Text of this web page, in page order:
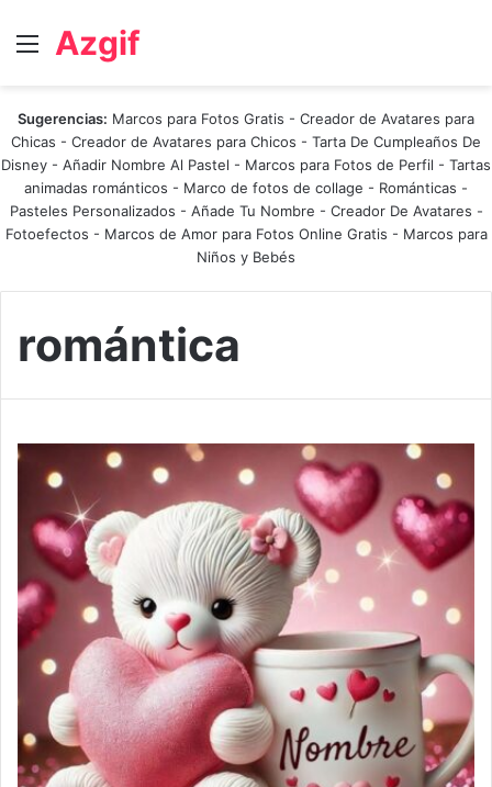
Menú
Azgif
Sugerencias: Marcos para Fotos Gratis - Creador de Avatares para
Chicas - Creador de Avatares para Chicos - Tarta De Cumpleaños De
Disney - Añadir Nombre Al Pastel - Marcos para Fotos de Perfil - Tartas
animadas románticos - Marco de fotos de collage - Románticas -
Pasteles Personalizados - Añade Tu Nombre - Creador De Avatares -
Fotoefectos - Marcos de Amor para Fotos Online Gratis - Marcos para
Niños y Bebés
romántica